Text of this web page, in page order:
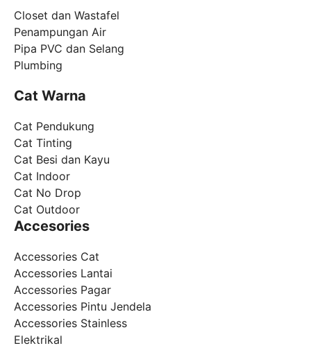
Closet dan Wastafel
Penampungan Air
Pipa PVC dan Selang
Plumbing
Cat Warna
Cat Pendukung
Cat Tinting
Cat Besi dan Kayu
Cat Indoor
Cat No Drop
Cat Outdoor
Accesories
Accessories Cat
Accessories Lantai
Accessories Pagar
Accessories Pintu Jendela
Accessories Stainless
Elektrikal